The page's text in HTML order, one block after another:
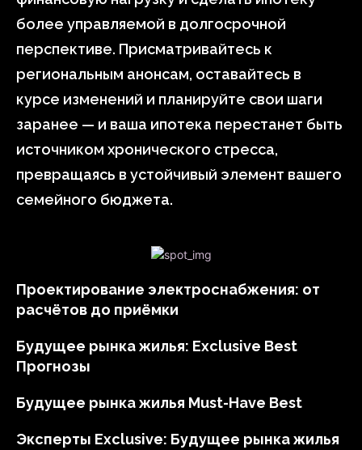
более управляемой в долгосрочной
перспективе. Присматривайтесь к
региональным анонсам, оставайтесь в
курсе изменений и планируйте свои шаги
заранее — и ваша ипотека перестанет быть
источником хронического стресса,
превращаясь в устойчивый элемент вашего
семейного бюджета.
Проектирование электроснабжения: от
расчётов до приёмки
Будущее рынка жилья: Exclusive Best
Прогнозы
Будущее рынка жилья Must-Have Best
Эксперты Exclusive: Будущее рынка жилья